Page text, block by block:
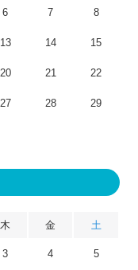
6 7 8
13 14 15
20 21 22
27 28 29
木 金 土
3 4 5